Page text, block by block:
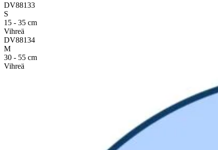
DV88133
S
15 - 35 cm
Vihreä
DV88134
M
30 - 55 cm
Vihreä